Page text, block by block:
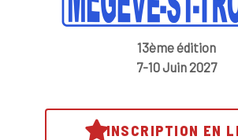
13ème édition
7-10 Juin 2027
INSCRIPTION EN